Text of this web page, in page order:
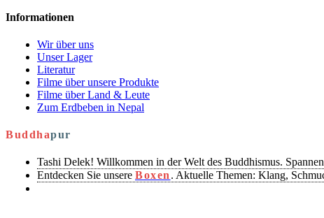
Informationen
Wir über uns
Unser Lager
Literatur
Filme über unsere Produkte
Filme über Land & Leute
Zum Erdbeben in Nepal
Buddhapur
Tashi Delek! Willkommen in der Welt des Buddhismus.
Entdecken Sie unsere Boxen . Aktuelle Themen: Klang,